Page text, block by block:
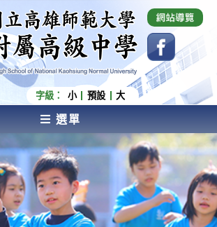
學附屬高級中學 Affiliated Senior
National Kaohsiung Normal
University
字級： 小 預設 大
選單
HIGH SCHOOL OF NATIONAL
NORMAL UNIVERSITY